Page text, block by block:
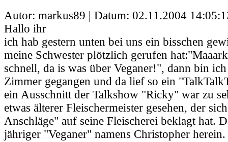
Autor: markus89 | Datum: 02.11.2004
Hallo ihr
ich hab gestern unten bei uns ein bisschen
meine Schwester plötzlich gerufen
schnell, da is was über Veganer!", dann bin
Zimmer gegangen und da lief so ein
ein Ausschnitt der Talkshow "Ricky" war zu
etwas älterer Fleischermeister gesehen, der
Anschläge" auf seine Fleischerei beklagt hat.
jähriger "Veganer" namens Christopher